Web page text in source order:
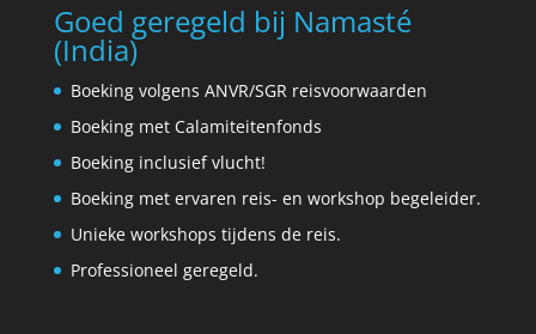
Goed geregeld bij Namasté
(India)
Boeking volgens ANVR/SGR reisvoorwaarden
Boeking met Calamiteitenfonds
Boeking inclusief vlucht!
Boeking met ervaren reis- en workshop begeleider.
Unieke workshops tijdens de reis.
Professioneel geregeld.